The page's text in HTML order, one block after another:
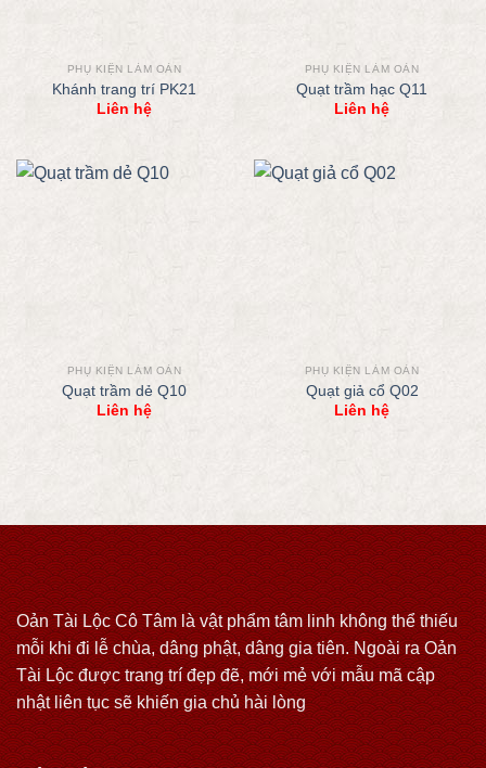
PHỤ KIỆN LÀM OẢN
Khánh trang trí PK21
Liên hệ
PHỤ KIỆN LÀM OẢN
Quạt trầm hạc Q11
Liên hệ
PHỤ KIỆN LÀM OẢN
Quạt trầm dẻ Q10
Liên hệ
PHỤ KIỆN LÀM OẢN
Quạt giả cổ Q02
Liên hệ
Oản Tài Lộc Cô Tâm là vật phẩm tâm linh không thể thiếu
mỗi khi đi lễ chùa, dâng phật, dâng gia tiên. Ngoài ra Oản
Tài Lộc được trang trí đẹp đẽ, mới mẻ với mẫu mã cập
nhật liên tục sẽ khiến gia chủ hài lòng